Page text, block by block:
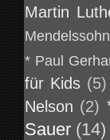
Martin
Mendelssohn
* Paul
für Kids (5)
Nelson (2)
Sauer (14)